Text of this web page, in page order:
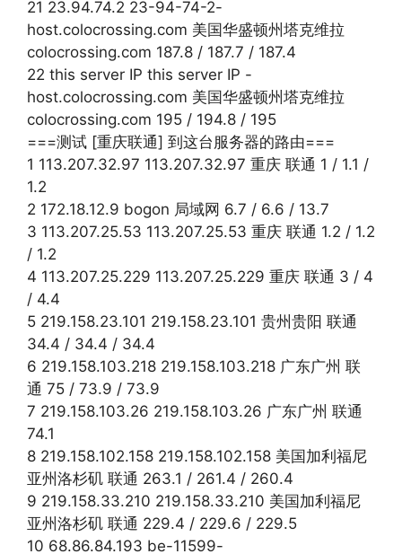
21 23.94.74.2 23-94-74-2-
host.colocrossing.com 美国华盛顿州塔克维拉
colocrossing.com 187.8 / 187.7 / 187.4
22 this server IP this server IP -
host.colocrossing.com 美国华盛顿州塔克维拉
colocrossing.com 195 / 194.8 / 195
===测试 [重庆联通] 到这台服务器的路由===
1 113.207.32.97 113.207.32.97 重庆 联通 1 / 1.1 /
1.2
2 172.18.12.9 bogon 局域网 6.7 / 6.6 / 13.7
3 113.207.25.53 113.207.25.53 重庆 联通 1.2 / 1.2
/ 1.2
4 113.207.25.229 113.207.25.229 重庆 联通 3 / 4
/ 4.4
5 219.158.23.101 219.158.23.101 贵州贵阳 联通
34.4 / 34.4 / 34.4
6 219.158.103.218 219.158.103.218 广东广州 联
通 75 / 73.9 / 73.9
7 219.158.103.26 219.158.103.26 广东广州 联通
74.1
8 219.158.102.158 219.158.102.158 美国加利福尼
亚州洛杉矶 联通 263.1 / 261.4 / 260.4
9 219.158.33.210 219.158.33.210 美国加利福尼
亚州洛杉矶 联通 229.4 / 229.6 / 229.5
10 68.86.84.193 be-11599-